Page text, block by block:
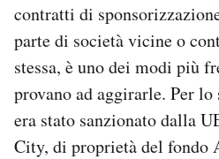
contratti di
parte di società vicine o
stessa, è uno dei modi più
provano ad aggirarle. Per
era stato sanzionato dalla
City, di proprietà del fondo